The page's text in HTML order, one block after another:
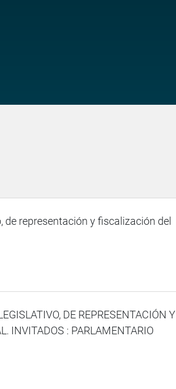
representación y fiscalización del
DE REPRESENTACIÓN Y
INVITADOS : PARLAMENTARIO